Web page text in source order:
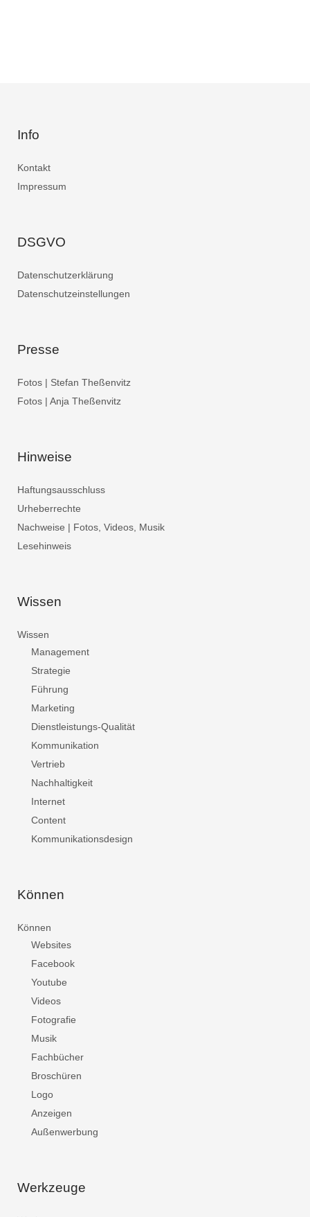
Info
Kontakt
Impressum
DSGVO
Datenschutzerklärung
Datenschutzeinstellungen
Presse
Fotos | Stefan Theßenvitz
Fotos | Anja Theßenvitz
Hinweise
Haftungsausschluss
Urheberrechte
Nachweise | Fotos, Videos, Musik
Lesehinweis
Wissen
Wissen
Management
Strategie
Führung
Marketing
Dienstleistungs-Qualität
Kommunikation
Vertrieb
Nachhaltigkeit
Internet
Content
Kommunikationsdesign
Können
Können
Websites
Facebook
Youtube
Videos
Fotografie
Musik
Fachbücher
Broschüren
Logo
Anzeigen
Außenwerbung
Werkzeuge